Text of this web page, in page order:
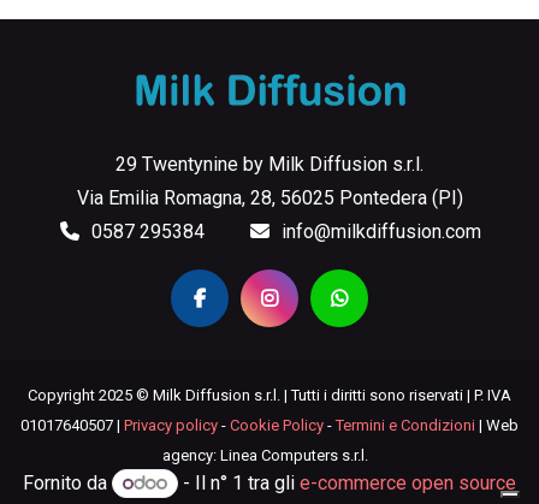
29 Twentynine by Milk Diffusion s.r.l.
Via Emilia Romagna, 28, 56025 Pontedera (PI)
0587 295384
info@milkdiffusion.com
Copyright 2025 © Milk Diffusion s.r.l. | Tutti i diritti sono riservati | P. IVA
01017640507 | Privacy policy - Cookie Policy -Termini e Condizioni | Web
agency: Linea Computers s.r.l.
Fornito da - Il n° 1 tra gli e-commerce open source